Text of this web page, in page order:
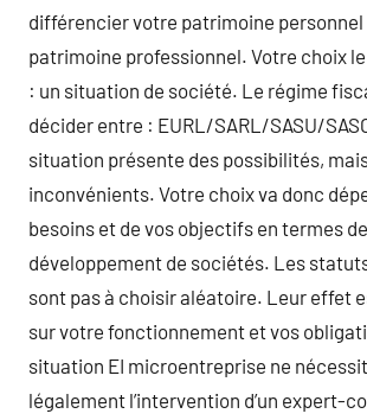
différencier votre patrimoine personnel
patrimoine professionnel. Votre choix
: un situation de société. Le régime
décider entre : EURL/SARL/SASU/
situation présente des possibilités,
inconvénients. Votre choix va donc
besoins et de vos objectifs en termes de
développement de sociétés. Les
sont pas à choisir aléatoire. Leur effet
sur votre fonctionnement et vos
situation EI microentreprise ne
légalement l’intervention d’un expert-